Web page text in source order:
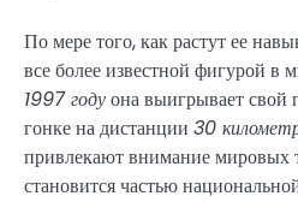
По мере того, как растут ее
все более известной фигурой в
1997 годуона выигрывает свой
гонке на дистанции 30
привлекают внимание мировых
становится частью